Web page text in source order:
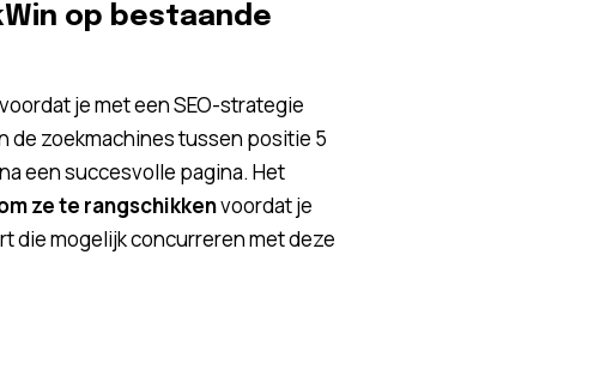
op bestaande
je met een SEO-strategie
de zoekmachines tussen positie 5
een succesvolle pagina. Het
ze te rangschikkenvoordat je
die mogelijk concurreren met deze